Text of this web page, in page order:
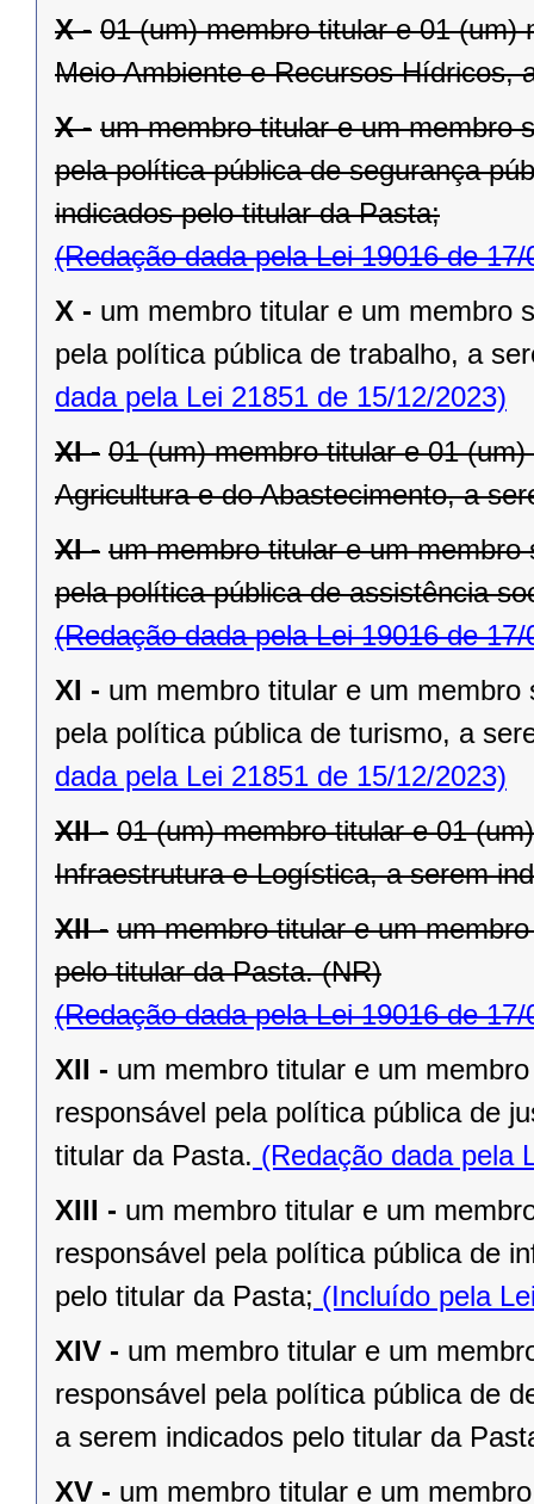
X - 01 (um) membro titular e 01 (um)
Meio Ambiente e Recursos Hídricos,
X - um membro titular e um membro
pela política pública de segurança
indicados pelo titular da Pasta;
(Redação dada pela Lei 19016 de 17/
X - um membro titular e um membro
pela política pública de trabalho, a
dada pela Lei 21851 de 15/12/2023)
XI - 01 (um) membro titular e 01
Agricultura e do Abastecimento, a
XI - um membro titular e um
pela política pública de assistência
(Redação dada pela Lei 19016 de 17/
XI - um membro titular e um
pela política pública de turismo, a
dada pela Lei 21851 de 15/12/2023)
XII - 01 (um) membro titular e 01
Infraestrutura e Logística, a serem
XII - um membro titular e um
pelo titular da Pasta. (NR)
(Redação dada pela Lei 19016 de 17/
XII - um membro titular e um
responsável pela política pública de
titular da Pasta. (Redação dada pela
XIII - um membro titular e um
responsável pela política pública de
pelo titular da Pasta; (Incluído pela
XIV - um membro titular e um
responsável pela política pública de
a serem indicados pelo titular da
XV - um membro titular e um